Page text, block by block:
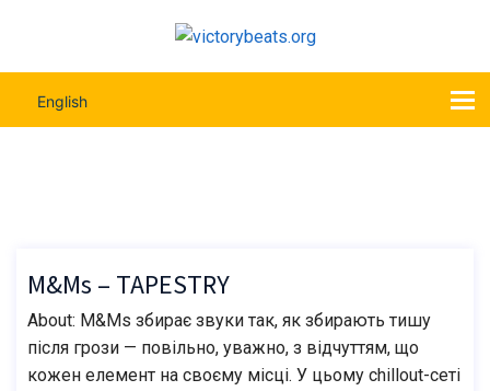
English
M&Ms – TAPESTRY
About: M&Ms збирає звуки так, як збирають тишу
після грози — повільно, уважно, з відчуттям, що
кожен елемент на своєму місці. У цьому chillout-сеті